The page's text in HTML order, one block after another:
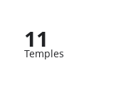
11
Temples